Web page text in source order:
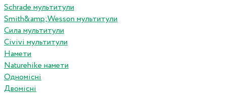
Schrade мультитули
Smith&amp;Wesson мультитули
Сила мультитули
Civivi мультитули
Намети
Naturehike намети
Одномісні
Двомісні